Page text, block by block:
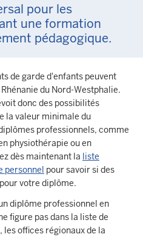
pour les
une formation
pédagogique.
de garde d'enfants peuvent
du Nord-Westphalie.
donc des possibilités
la valeur minimale du
professionnels, comme
physiothérapie ou en
dès maintenant la liste
personnel pour savoir si des
votre diplôme.
diplôme professionnel en
figure pas dans la liste de
offices régionaux de la